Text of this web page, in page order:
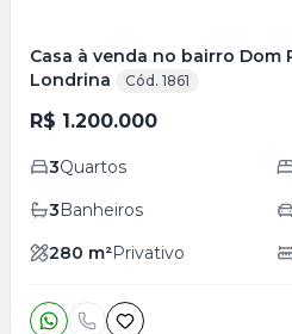
Casa à venda no bairro
Londrina
Cód. 1861
R$ 1.200.000
3Quartos
3Banheiros
280 m²Privativo